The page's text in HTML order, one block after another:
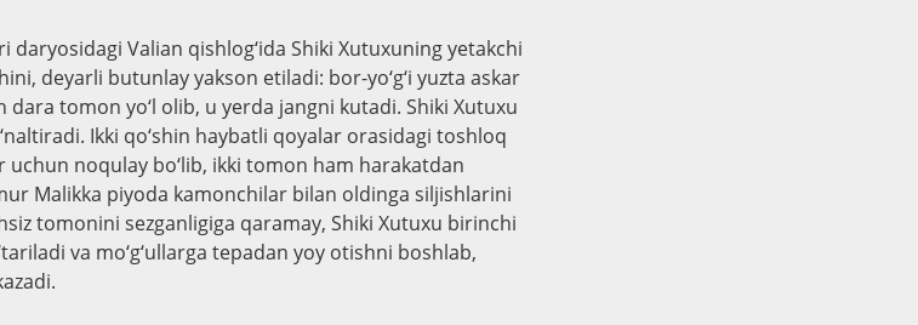
daryosidagi Valian qishlog‘ida Shiki Xutuxuning yetakchi
deyarli butunlay yakson etiladi: bor-yo‘g‘i yuzta askar
dara tomon yo‘l olib, u yerda jangni kutadi. Shiki Xutuxu
Ikki qo‘shin haybatli qoyalar orasidagi toshloq
uchun noqulay bo‘lib, ikki tomon ham harakatdan
Malikka piyoda kamonchilar bilan oldinga siljishlarini
tomonini sezganligiga qaramay, Shiki Xutuxu birinchi
va mo‘g‘ullarga tepadan yoy otishni boshlab,